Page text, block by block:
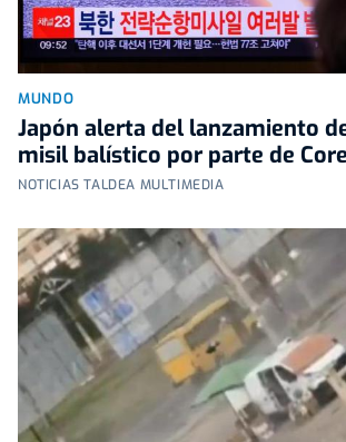
MUNDO
Japón alerta del lanzamiento
misil balístico por parte de
NOTICIAS TALDEA MULTIMEDIA